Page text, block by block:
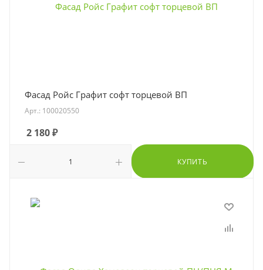
Фасад Ройс Графит софт торцевой ВП
Арт.: 100020550
2 180₽
КУПИТЬ